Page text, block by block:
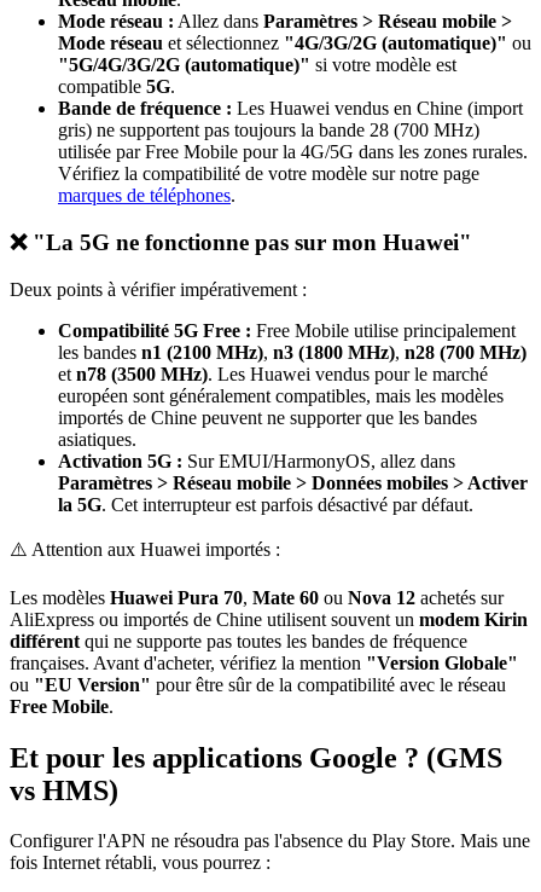
Mode réseau : Allez dans Paramètres > Réseau mobile >
Mode réseau et sélectionnez "4G/3G/2G (automatique)" ou
"5G/4G/3G/2G (automatique)" si votre modèle est
compatible 5G.
Bande de fréquence : Les Huawei vendus en Chine (import
gris) ne supportent pas toujours la bande 28 (700 MHz)
utilisée par Free Mobile pour la 4G/5G dans les zones rurales.
Vérifiez la compatibilité de votre modèle sur notre page
marques de téléphones.
❌ "La 5G ne fonctionne pas sur mon Huawei"
Deux points à vérifier impérativement :
Compatibilité 5G Free : Free Mobile utilise principalement
les bandes n1 (2100 MHz), n3 (1800 MHz), n28 (700 MHz)
et n78 (3500 MHz). Les Huawei vendus pour le marché
européen sont généralement compatibles, mais les modèles
importés de Chine peuvent ne supporter que les bandes
asiatiques.
Activation 5G : Sur EMUI/HarmonyOS, allez dans
Paramètres > Réseau mobile > Données mobiles > Activer
la 5G. Cet interrupteur est parfois désactivé par défaut.
⚠️ Attention aux Huawei importés :
Les modèles Huawei Pura 70, Mate 60 ou Nova 12 achetés sur
AliExpress ou importés de Chine utilisent souvent un modem Kirin
différent qui ne supporte pas toutes les bandes de fréquence
françaises. Avant d'acheter, vérifiez la mention "Version Globale"
ou "EU Version" pour être sûr de la compatibilité avec le réseau
Free Mobile.
Et pour les applications Google ? (GMS
vs HMS)
Configurer l'APN ne résoudra pas l'absence du Play Store. Mais une
fois Internet rétabli, vous pourrez :